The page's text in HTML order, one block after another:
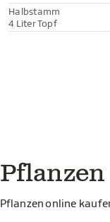
Halbstamm
4 Liter Topf
Pflanzen
Pflanzen online